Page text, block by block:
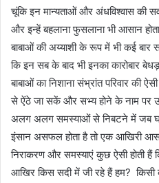
चूंकि इन मान्यताओं और अंधविश्वास की
और इन्हें बहलाना फुसलाना भी आसान
बाबाओं की अय्याशी के रूप में भी कई बार
कि इन सब के बाद भी इनका कारोबार
बाबाओं का निशाना संभ्रांत परिवार की
से ऐंठे जा सकें और सभ्य होने के नाम पर
अलग अलग समस्याओं से निबटने में जब
इंसान असफल होता है तो एक आखिरी
निराकरण और समस्याएं कुछ ऐसी होती हैं
आखिर किस सदी में जी रहे हैं हम? किसी